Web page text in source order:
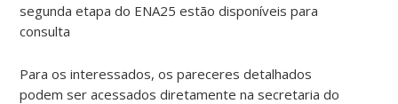
segunda etapa do ENA25 estão disponíveis para
consulta
Para os interessados, os pareceres detalhados
podem ser acessados diretamente na secretaria do